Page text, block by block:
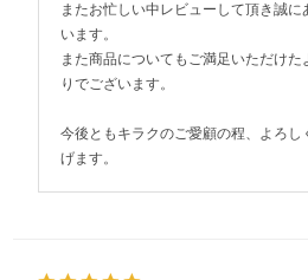
またお忙しい中レビューして頂き誠に
います。
また商品についてもご満足いただけた
りでございます。
今後ともキラクのご愛顧の程、よろし
げます。